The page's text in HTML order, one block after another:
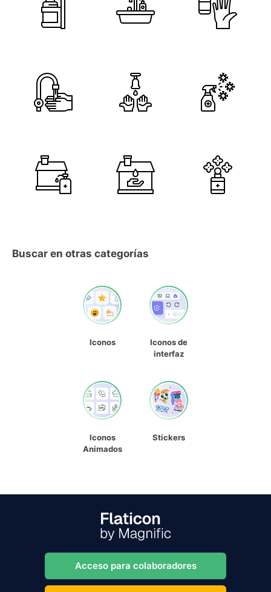
Buscar en otras categorías
Iconos
Iconos de
interfaz
Iconos
Animados
Stickers
Acceso para colaboradores